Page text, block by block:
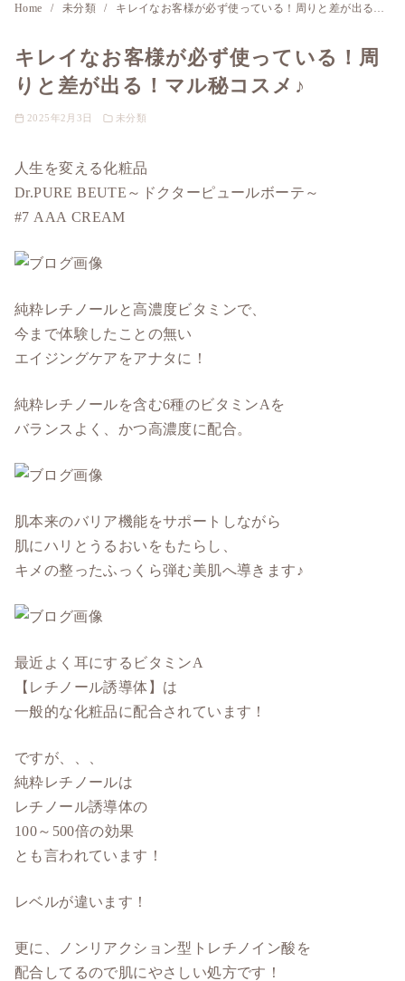
Home 未分類 キレイなお客様が必ず使っている！周りと差が出る！マル秘コスメ♪
キレイなお客様が必ず使っている！周
りと差が出る！マル秘コスメ♪
2025年2月3日 未分類
人生を変える化粧品
Dr.PURE BEUTE～ドクターピュールボーテ～
#7 AAA CREAM
純粋レチノールと高濃度ビタミンで、
今まで体験したことの無い
エイジングケアをアナタに！
純粋レチノールを含む6種のビタミンAを
バランスよく、かつ高濃度に配合。
肌本来のバリア機能をサポートしながら
肌にハリとうるおいをもたらし、
キメの整ったふっくら弾む美肌へ導きます♪
最近よく耳にするビタミンA
【レチノール誘導体】は
一般的な化粧品に配合されています！
ですが、、、
純粋レチノールは
レチノール誘導体の
100～500倍の効果
とも言われています！
レベルが違います！
更に、ノンリアクション型トレチノイン酸を
配合してるので肌にやさしい処方です！